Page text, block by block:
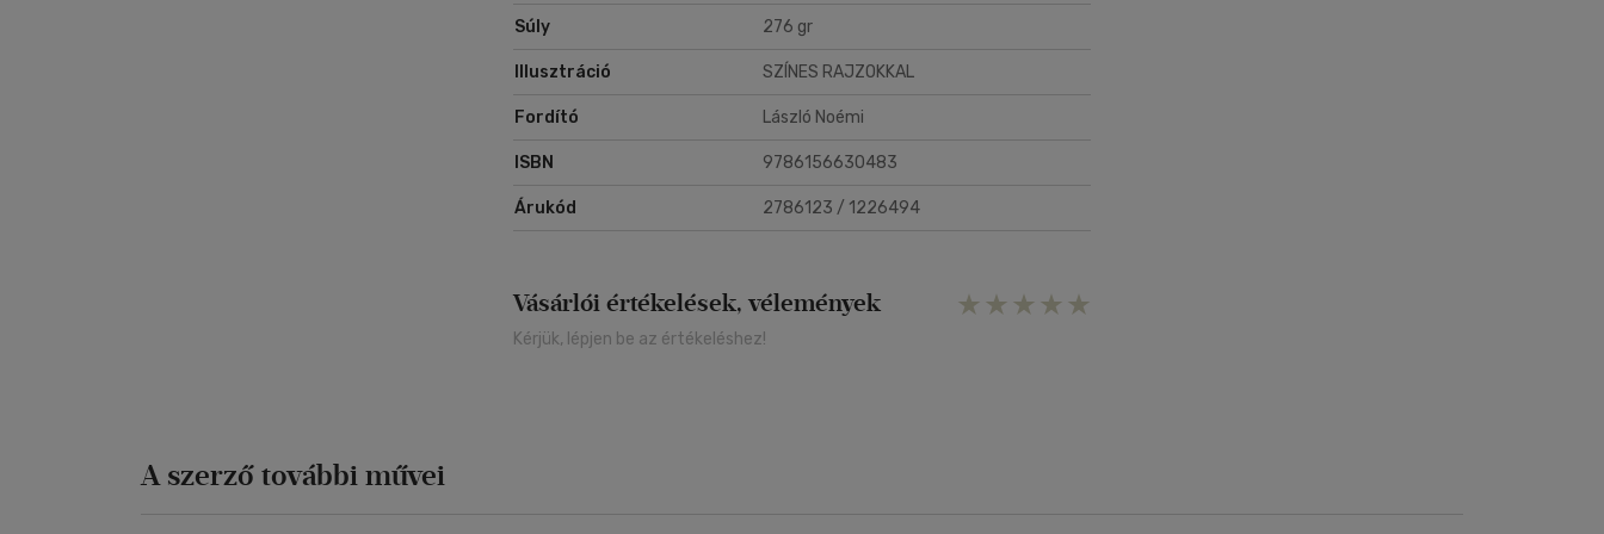
Súly 276 gr
Illusztráció SZÍNES RAJZOKKAL
Fordító László Noémi
ISBN 9786156630483
Árukód 2786123 / 1226494
Vásárlói értékelések, vélemények
Kérjük, lépjen be az értékeléshez!
A szerző további művei